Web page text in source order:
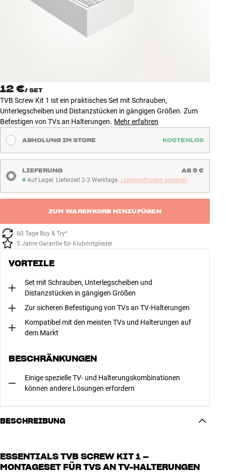
Zubehör
INSPIRATION
ANGEBOTE
Store Finden
Kundendienst
Anmelden
Kundendienst
Bauen mit Klang
12 €/ SET
TVB Screw Kit 1 ist ein praktisches Set mit Schrauben,
Unterlegscheiben und Distanzstücken in gängigen Größen. Zum
Befestigen von TVs an Halterungen. Mehr erfahren
ABHOLUNG IM STORE KOSTENLOS
Auf Lager. Lieferzeit 2-3 Werktage
Auf Lager. Lieferzeit 2-3 Werktage. Liefermethoden ansehen
LIEFERUNG AB 5 €
ZUM WARENKORB HINZUFÜGEN
60 Tage Buy & Try*
5 Jahre Garantie für Klubmitglieder
VORTEILE
Set mit Schrauben, Unterlegscheiben und
Distanzstücken in gängigen Größen
Zur sicheren Befestigung von TVs an TV-Halterungen
Kompatibel mit den meisten TVs und Halterungen auf
dem Markt
BESCHRÄNKUNGEN
Einige spezielle TV- und Halterungskombinationen
können andere Lösungen erfordern
BESCHREIBUNG
ESSENTIALS TVB SCREW KIT 1 –
MONTAGESET FÜR TVS AN TV-HALTERUNGEN